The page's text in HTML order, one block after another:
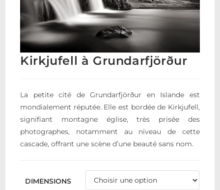
Kirkjufell à Grundarfjörður
La petite cité de Grundarfjörður en Islande est
mondialement réputée. Elle est bordée de Kirkjufell,
signifiant montagne église, très prisée des
photographes, notamment au niveau de cette
cascade, offrant une scène d’une beauté sans nom.
DIMENSIONS